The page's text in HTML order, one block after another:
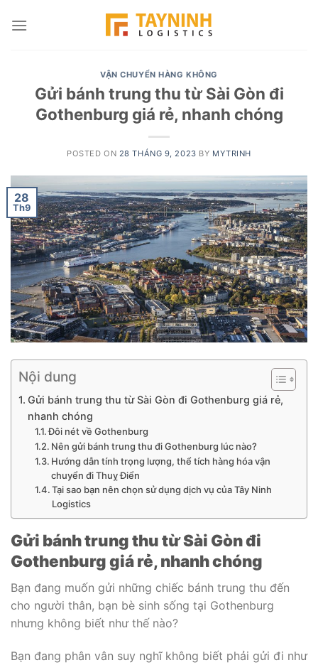
VẬN CHUYỂN HÀNG KHÔNG
Gửi bánh trung thu từ Sài Gòn đi
Gothenburg giá rẻ, nhanh chóng
POSTED ON 28 THÁNG 9, 2023 BY MYTRINH
28
Th9
Nội dung
Gửi bánh trung thu từ Sài Gòn đi Gothenburg giá rẻ,
nhanh chóng
Đôi nét về Gothenburg
Nên gửi bánh trung thu đi Gothenburg lúc nào?
Hướng dẫn tính trọng lượng, thể tích hàng hóa vận
chuyển đi Thuỵ Điển
Tại sao bạn nên chọn sử dụng dịch vụ của Tây Ninh
Logistics
Gửi bánh trung thu từ Sài Gòn đi
Gothenburg giá rẻ, nhanh chóng
Bạn đang muốn gửi những chiếc bánh trung thu đến
cho người thân, bạn bè sinh sống tại Gothenburg
nhưng không biết như thế nào?
Bạn đang phân vân suy nghĩ không biết phải gửi đi như